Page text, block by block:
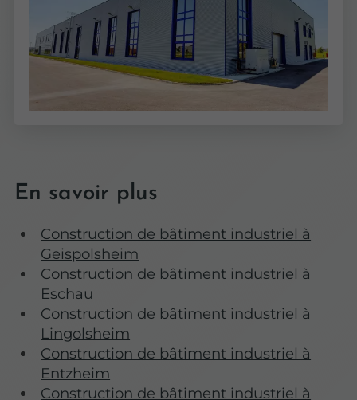
En savoir plus
Construction de bâtiment industriel à
Geispolsheim
Construction de bâtiment industriel à
Eschau
Construction de bâtiment industriel à
Lingolsheim
Construction de bâtiment industriel à
Entzheim
Construction de bâtiment industriel à